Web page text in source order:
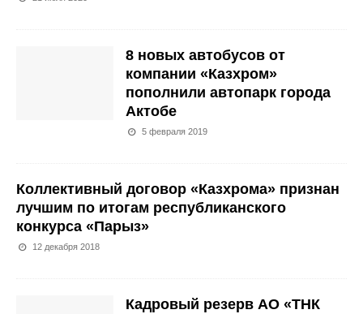
8 новых автобусов от
компании «Казхром»
пополнили автопарк города
Актобе
5 февраля 2019
Коллективный договор «Казхрома» признан
лучшим по итогам республиканского
конкурса «Парыз»
12 декабря 2018
Кадровый резерв АО «ТНК